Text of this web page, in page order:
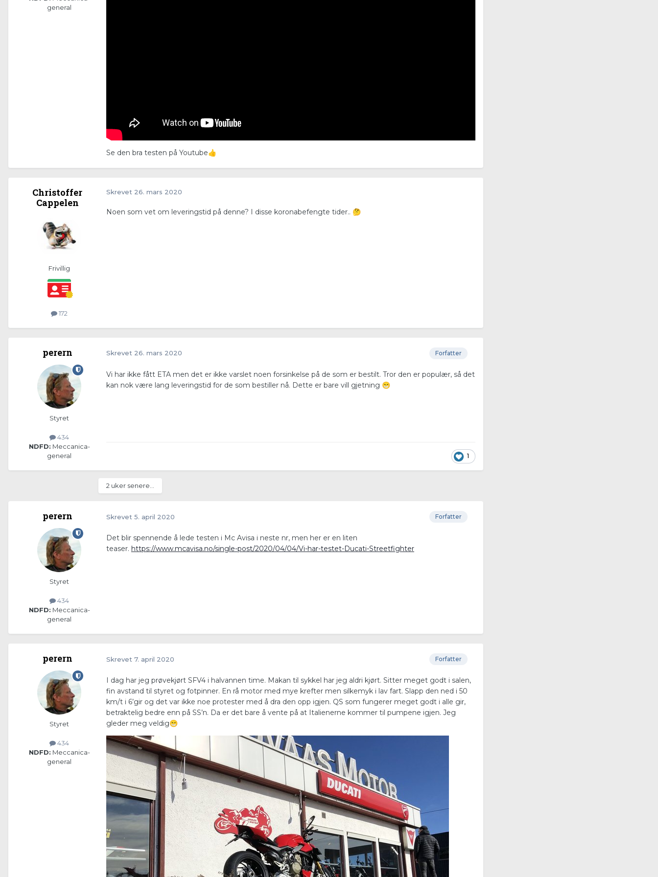
general
Se den bra testen på Youtube👍
Christoffer
Cappelen
Frivillig
172
Skrevet 26. mars 2020
Noen som vet om leveringstid på denne? I disse koronabefengte tider.. 🤔
perern
Styret
434
NDFD: Meccanica-
general
Forfatter
Skrevet 26. mars 2020
Vi har ikke fått ETA men det er ikke varslet noen forsinkelse på de som er bestilt. Tror den er populær, så det
kan nok være lang leveringstid for de som bestiller nå. Dette er bare vill gjetning 😁
1
2 uker senere...
perern
Styret
434
NDFD: Meccanica-
general
Forfatter
Skrevet 5. april 2020
Det blir spennende å lede testen i Mc Avisa i neste nr, men her er en liten
teaser. https://www.mcavisa.no/single-post/2020/04/04/Vi-har-testet-Ducati-Streetfighter
perern
Styret
434
NDFD: Meccanica-
general
Forfatter
Skrevet 7. april 2020
I dag har jeg prøvekjørt SFV4 i halvannen time. Makan til sykkel har jeg aldri kjørt. Sitter meget godt i salen,
fin avstand til styret og fotpinner. En rå motor med mye krefter men silkemyk i lav fart. Slapp den ned i 50
km/t i 6’gir og det var ikke noe protester med å dra den opp igjen. QS som fungerer meget godt i alle gir,
betraktelig bedre enn på SS’n. Da er det bare å vente på at Italienerne kommer til pumpene igjen. Jeg
gleder meg veldig😁